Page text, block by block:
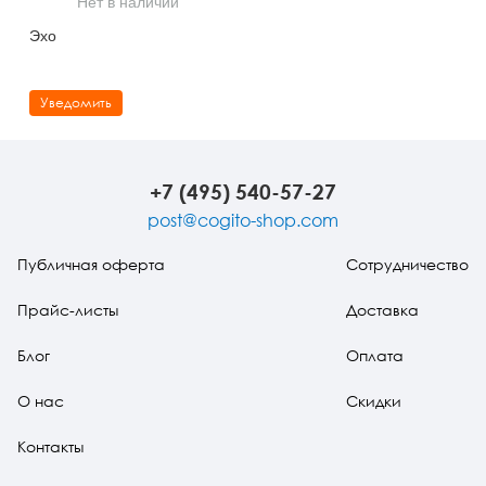
Другие направления психотерапии
Социальная психология
Классический и юнгианский психоанализ
Эхо
Уведомить
+7 (495) 540-57-27
post@cogito-shop.com
Публичная оферта
Прайс-листы
Блог
О нас
Контакты
Сотрудничество
Доставка
Оплата
Скидки